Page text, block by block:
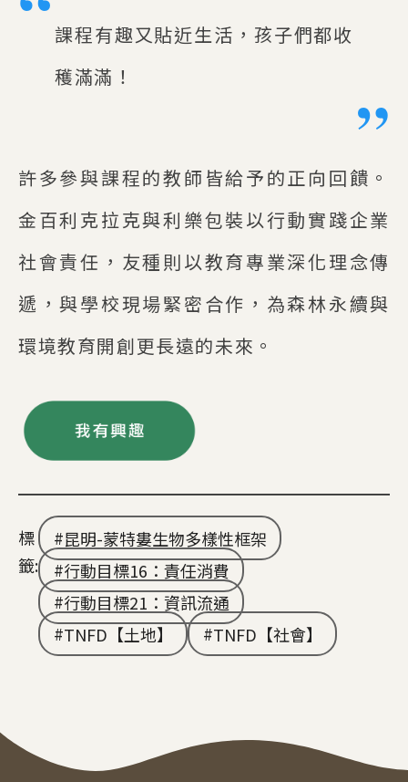
課程有趣又貼近生活，孩子們都收
穫滿滿！
許多參與課程的教師皆給予的正向回饋。
金百利克拉克與利樂包裝以行動實踐企業
社會責任，友種則以教育專業深化理念傳
遞，與學校現場緊密合作，為森林永續與
環境教育開創更長遠的未來。
標
籤:
昆明-蒙特婁生物多樣性框架
行動目標16：責任消費
行動目標21：資訊流通
TNFD【土地】
TNFD【社會】